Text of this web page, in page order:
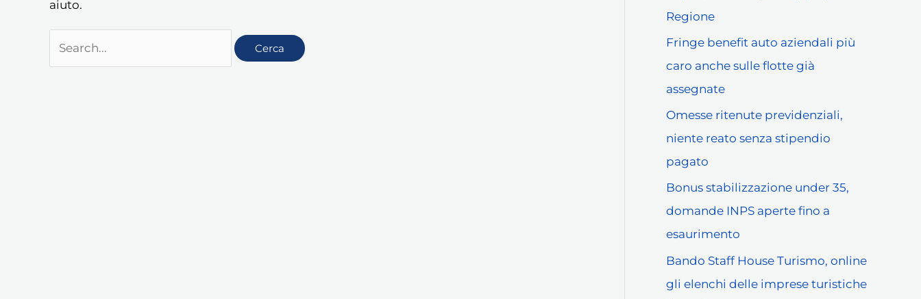
aiuto.
Regione
Fringe benefit auto aziendali più
caro anche sulle flotte già
assegnate
Omesse ritenute previdenziali,
niente reato senza stipendio
pagato
Bonus stabilizzazione under 35,
domande INPS aperte fino a
esaurimento
Bando Staff House Turismo, online
gli elenchi delle imprese turistiche